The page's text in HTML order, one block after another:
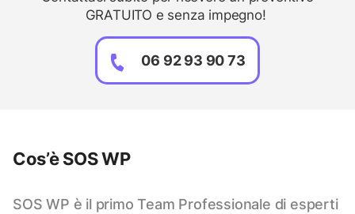
GRATUITO e senza impegno!
06 92 93 90 73
Cos’è SOS WP
SOS WP è il primo Team Professionale di esperti